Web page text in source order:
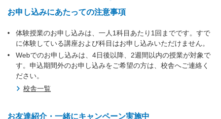
お申し込みにあたっての注意事項
体験授業のお申し込みは、一人1科目あたり1回までです。すで
に体験している講座および科目はお申し込みいただけません。
Webでのお申し込みは、4日後以降、2週間以内の授業が対象で
す。申込期間外のお申し込みをご希望の方は、校舎へご連絡く
ださい。
校舎一覧
お友達紹介・一緒にキャンペーン実施中